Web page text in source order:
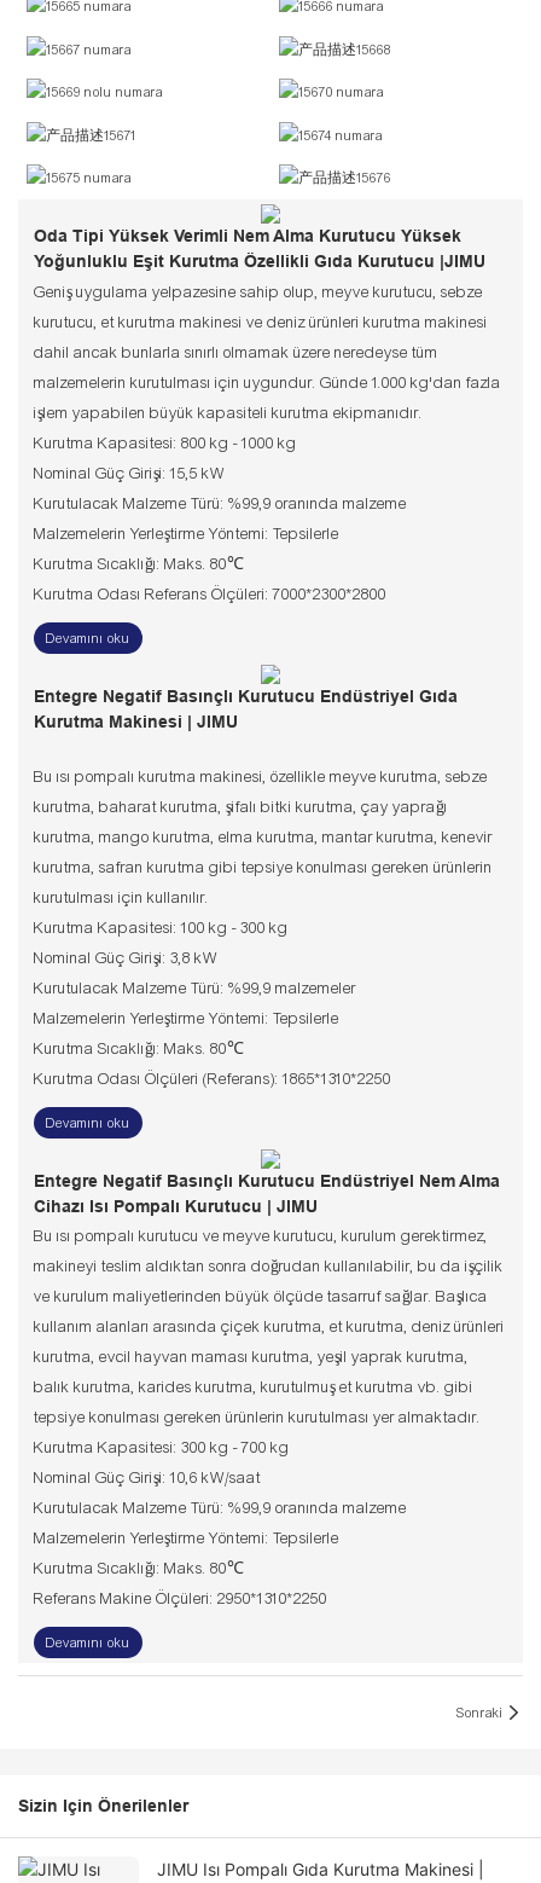
Oda Tipi Yüksek Verimli Nem Alma Kurutucu Yüksek
Yoğunluklu Eşit Kurutma Özellikli Gıda Kurutucu |JIMU
Geniş uygulama yelpazesine sahip olup, meyve kurutucu, sebze
kurutucu, et kurutma makinesi ve deniz ürünleri kurutma makinesi
dahil ancak bunlarla sınırlı olmamak üzere neredeyse tüm
malzemelerin kurutulması için uygundur. Günde 1.000 kg'dan fazla
işlem yapabilen büyük kapasiteli kurutma ekipmanıdır.
Kurutma Kapasitesi: 800 kg - 1000 kg
Nominal Güç Girişi: 15,5 kW
Kurutulacak Malzeme Türü: %99,9 oranında malzeme
Malzemelerin Yerleştirme Yöntemi: Tepsilerle
Kurutma Sıcaklığı: Maks. 80℃
Kurutma Odası Referans Ölçüleri: 7000*2300*2800
Devamını oku
Entegre Negatif Basınçlı Kurutucu Endüstriyel Gıda
Kurutma Makinesi | JIMU
Bu ısı pompalı kurutma makinesi, özellikle meyve kurutma, sebze
kurutma, baharat kurutma, şifalı bitki kurutma, çay yaprağı
kurutma, mango kurutma, elma kurutma, mantar kurutma, kenevir
kurutma, safran kurutma gibi tepsiye konulması gereken ürünlerin
kurutulması için kullanılır.
Kurutma Kapasitesi: 100 kg - 300 kg
Nominal Güç Girişi: 3,8 kW
Kurutulacak Malzeme Türü: %99,9 malzemeler
Malzemelerin Yerleştirme Yöntemi: Tepsilerle
Kurutma Sıcaklığı: Maks. 80℃
Kurutma Odası Ölçüleri (Referans): 1865*1310*2250
Devamını oku
Entegre Negatif Basınçlı Kurutucu Endüstriyel Nem Alma
Cihazı Isı Pompalı Kurutucu | JIMU
Bu ısı pompalı kurutucu ve meyve kurutucu, kurulum gerektirmez,
makineyi teslim aldıktan sonra doğrudan kullanılabilir, bu da işçilik
ve kurulum maliyetlerinden büyük ölçüde tasarruf sağlar. Başlıca
kullanım alanları arasında çiçek kurutma, et kurutma, deniz ürünleri
kurutma, evcil hayvan maması kurutma, yeşil yaprak kurutma,
balık kurutma, karides kurutma, kurutulmuş et kurutma vb. gibi
tepsiye konulması gereken ürünlerin kurutulması yer almaktadır.
Kurutma Kapasitesi: 300 kg - 700 kg
Nominal Güç Girişi: 10,6 kW/saat
Kurutulacak Malzeme Türü: %99,9 oranında malzeme
Malzemelerin Yerleştirme Yöntemi: Tepsilerle
Kurutma Sıcaklığı: Maks. 80℃
Referans Makine Ölçüleri: 2950*1310*2250
Devamını oku
Sonraki
Sizin Için Önerilenler
JIMU Isı Pompalı Gıda Kurutma Makinesi |